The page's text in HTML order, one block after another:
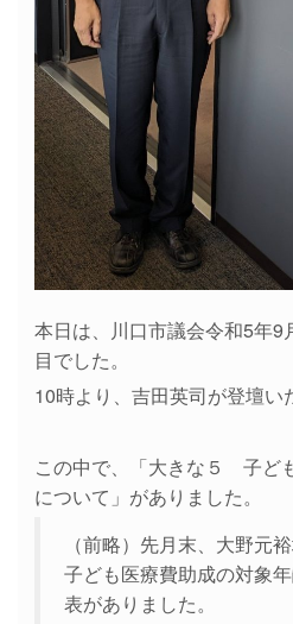
本日は、川口市議会令和5年9
目でした。
10時より、吉田英司が登壇い
この中で、「大きな５ 子ど
について」がありました。
（前略）先月末、大野元
子ども医療費助成の対象
表がありました。